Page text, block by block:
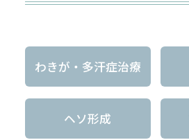
わきが・多汗症治療
ヘソ形成